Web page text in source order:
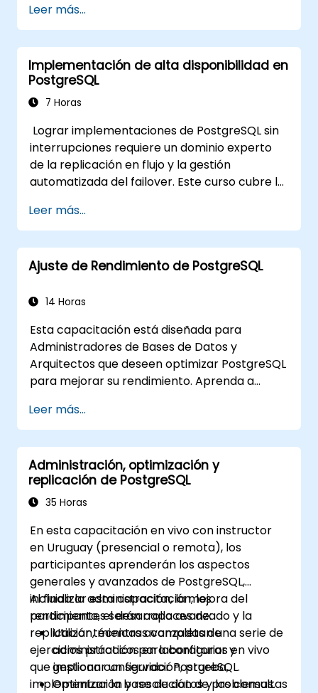
la Base de Datos en PostgreSQL.
También aprenderá cómo identificar
consultas lentas, monitorear el rendimiento
de la base de datos y ajustar PostgreSQL para
optimizar su desempeño.
Leer más...
Implementación de alta disponibilidad en
PostgreSQL
7 Horas
Lograr implementaciones de PostgreSQL sin
interrupciones requiere un dominio experto
de la replicación en flujo y la gestión
automatizada del failover. Este curso cubre la
replicación en cascada, el archivado de
registros de transacciones, las copias de
seguridad base y el monitoreo de
configuraciones en flujo. Aprenderá a
conexiones, la configuración automatizada de
de datos de nivel empresarial para entornos
críticos que sirven aplicaciones comerciales
con alto tráfico.
Leer más...
Ajuste de Rendimiento de PostgreSQL
14 Horas
Esta capacitación está diseñada para
Administradores de Bases de Datos y
Arquitectos que deseen optimizar PostgreSQL
para mejorar su rendimiento. Aprenda a
identificar los posibles puntos problemáticos
en una consulta. Este tema también cubre los
parámetros más importantes que deben
ajustarse para lograr un rendimiento óptimo.
Leer más...
Administración, optimización y
replicación de PostgreSQL
35 Horas
En esta capacitación en vivo con instructor
en Uruguay (presencial o remota), los
participantes aprenderán los aspectos
generales y avanzados de PostgreSQL,
incluida la administración, la mejora del
rendimiento, el desarrollo avanzado y la
replicación, mientras completan una serie de
ejercicios prácticos en laboratorios en vivo
que implican configuración, prueba,
implementación y resolución de problemas.
Al finalizar esta capacitación, los
participantes serán capaces de:
Utilizar técnicas avanzadas de
administración para configurar y
gestionar un servidor PostgreSQL.
Optimizar la base de datos y las consultas